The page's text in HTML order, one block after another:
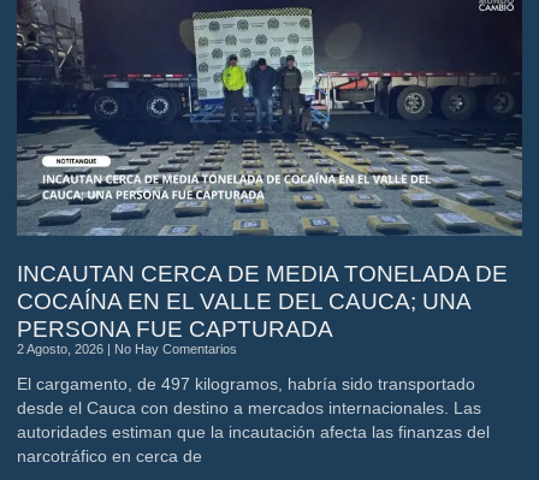
INCAUTAN CERCA DE MEDIA TONELADA DE
COCAÍNA EN EL VALLE DEL CAUCA; UNA
PERSONA FUE CAPTURADA
2 Agosto, 2026 No Hay Comentarios
El cargamento, de 497 kilogramos, habría sido transportado
desde el Cauca con destino a mercados internacionales. Las
autoridades estiman que la incautación afecta las finanzas del
narcotráfico en cerca de